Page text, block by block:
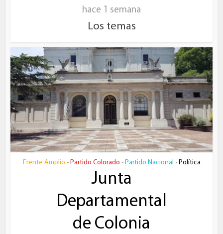
hace 1 semana
Los temas
Frente Amplio • Partido Colorado • Partido Nacional • Política
Junta
Departamental
de Colonia